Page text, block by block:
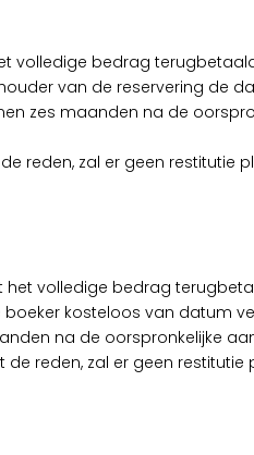
volledige bedrag
van de reservering de
zes maanden na de
reden, zal er geen restitutie
het volledige bedrag
kosteloos van datum
na de oorspronkelijke
reden, zal er geen